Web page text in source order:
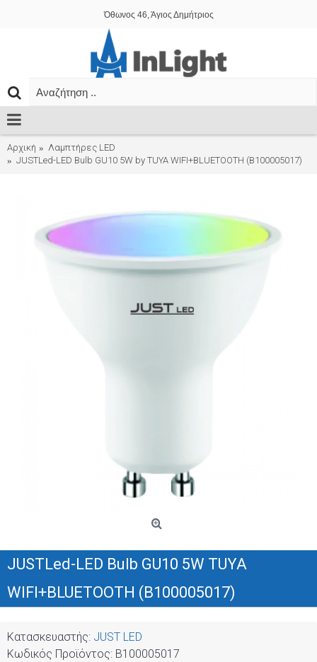
Όθωνος 46, Άγιος Δημήτριος
Αρχική
Λαμπτήρες LED
JUSTLed-LED Bulb GU10 5W by TUYA WIFI+BLUETOOTH (B100005017)
JUSTLed-LED Bulb GU10 5W TUYA
WIFI+BLUETOOTH (B100005017)
Κατασκευαστής: JUST LED
Κωδικός Προϊόντος: B100005017